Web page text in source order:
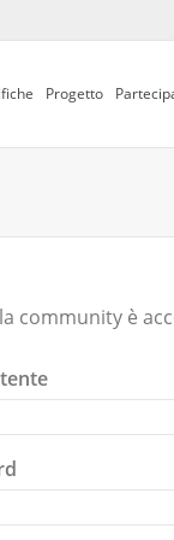
Progetto
community è